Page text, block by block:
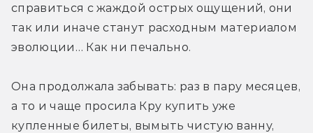
справиться с жаждой острых ощущений, они
так или иначе станут расходным материалом
эволюции… Как ни печально.
Она продолжала забывать: раз в пару месяцев,
а то и чаще просила Кру купить уже
купленные билеты, вымыть чистую ванну,